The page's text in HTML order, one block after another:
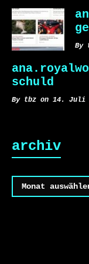
By
schuld
By tbz on 14. Juli
archiv
Archiv